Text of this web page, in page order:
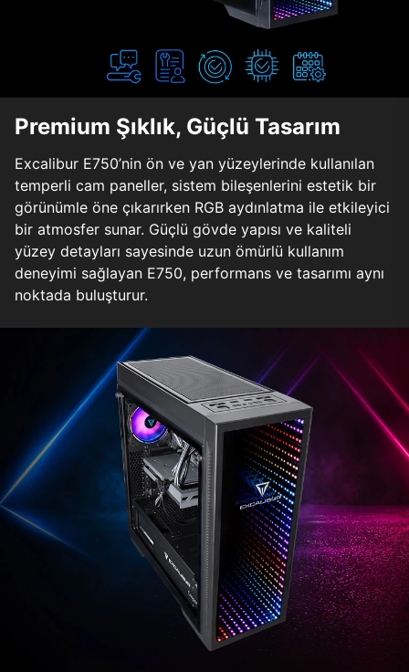
Premium Şıklık, Güçlü Tasarım
Excalibur E750’nin ön ve yan yüzeylerinde kullanılan
temperli cam paneller, sistem bileşenlerini estetik bir
görünümle öne çıkarırken RGB aydınlatma ile etkileyici
bir atmosfer sunar. Güçlü gövde yapısı ve kaliteli
yüzey detayları sayesinde uzun ömürlü kullanım
deneyimi sağlayan E750, performans ve tasarımı aynı
noktada buluşturur.